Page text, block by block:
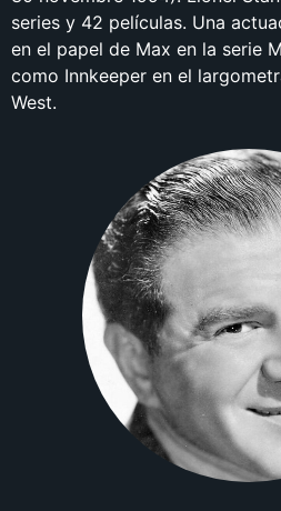
series y 42 películas. Una
en el papel de Max en la serie
como Innkeeper en el
West.